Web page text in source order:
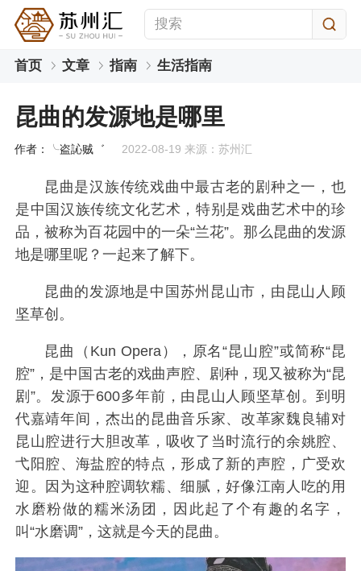
首页 文章 指南 生活指南
昆曲的发源地是哪里
作者：╰盗訫贼゛ 2022-08-19 来源：苏州汇
昆曲是汉族传统戏曲中最古老的剧种之一，也
是中国汉族传统文化艺术，特别是戏曲艺术中的珍
品，被称为百花园中的一朵“兰花”。那么昆曲的发源
地是哪里呢？一起来了解下。
昆曲的发源地是中国苏州昆山市，由昆山人顾
坚草创。
昆曲（Kun Opera），原名“昆山腔”或简称“昆
腔”，是中国古老的戏曲声腔、剧种，现又被称为“昆
剧”。发源于600多年前，由昆山人顾坚草创。到明
代嘉靖年间，杰出的昆曲音乐家、改革家魏良辅对
昆山腔进行大胆改革，吸收了当时流行的余姚腔、
弋阳腔、海盐腔的特点，形成了新的声腔，广受欢
迎。因为这种腔调软糯、细腻，好像江南人吃的用
水磨粉做的糯米汤团，因此起了个有趣的名字，
叫“水磨调”，这就是今天的昆曲。